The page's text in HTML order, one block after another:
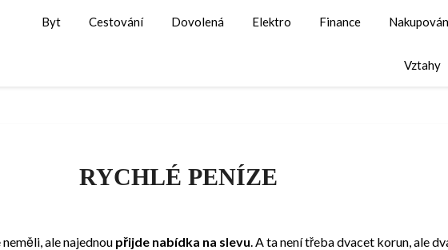
Byt Cestování Dovolená Elektro Finance
Vztahy
RYCHLÉ PENÍZE
ale najednou přijde nabídka na slevu. A ta není třeba dvacet korun, ale